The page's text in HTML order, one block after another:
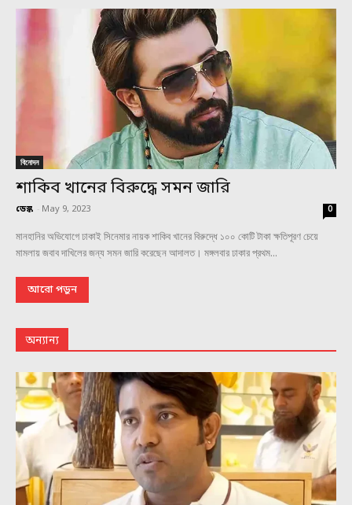
বিনোদন
শাকিব খানের বিরুদ্ধে সমন জারি
ডেস্ক - May 9, 2023 0
মানহানির অভিযোগে ঢাকাই সিনেমার নায়ক শাকিব খানের বিরুদ্ধে ১০০ কোটি টাকা ক্ষতিপূরণ চেয়ে
মামলায় জবাব দাখিলের জন্য সমন জারি করেছেন আদালত। মঙ্গলবার ঢাকার প্রথম...
আরো পড়ুন
অন্যান্য